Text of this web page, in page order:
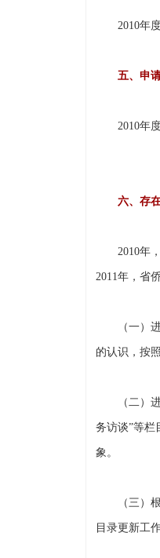
2010年度
五、申
2010年度
六、存
2010年，
2011年，省
（一）进
的认识，按
（二）进
务访谈”等栏
象。
（三）根
目录更新工